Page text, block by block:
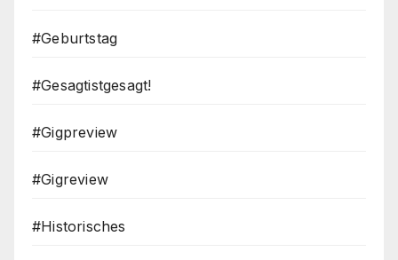
#Geburtstag
#Gesagtistgesagt!
#Gigpreview
#Gigreview
#Historisches